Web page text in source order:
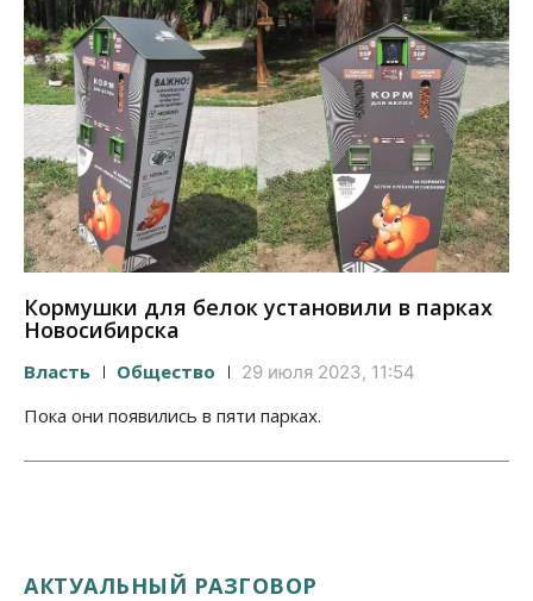
Кормушки для белок установили в парках
Новосибирска
Власть Общество 29 июля 2023, 11:54
Пока они появились в пяти парках.
АКТУАЛЬНЫЙ РАЗГОВОР